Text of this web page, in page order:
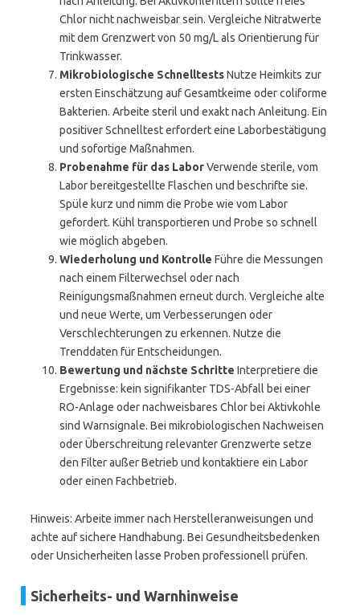
Chlor nicht nachweisbar sein. Vergleiche Nitratwerte
mit dem Grenzwert von 50 mg/L als Orientierung für
Trinkwasser.
Mikrobiologische SchnelltestsNutze Heimkits zur
ersten Einschätzung auf Gesamtkeime oder coliforme
Bakterien. Arbeite steril und exakt nach Anleitung. Ein
positiver Schnelltest erfordert eine Laborbestätigung
und sofortige Maßnahmen.
Probenahme für das LaborVerwende sterile, vom
Labor bereitgestellte Flaschen und beschrifte sie.
Spüle kurz und nimm die Probe wie vom Labor
gefordert. Kühl transportieren und Probe so schnell
wie möglich abgeben.
Wiederholung und Kontrolle Führe die Messungen
nach einem Filterwechsel oder nach
Reinigungsmaßnahmen erneut durch. Vergleiche alte
und neue Werte, um Verbesserungen oder
Verschlechterungen zu erkennen. Nutze die
Trenddaten für Entscheidungen.
Bewertung und nächste Schritte Interpretiere die
Ergebnisse: kein signifikanter TDS-Abfall bei einer
RO-Anlage oder nachweisbares Chlor bei Aktivkohle
sind Warnsignale. Bei mikrobiologischen Nachweisen
oder Überschreitung relevanter Grenzwerte setze
den Filter außer Betrieb und kontaktiere ein Labor
oder einen Fachbetrieb.
Hinweis: Arbeite immer nach Herstelleranweisungen und
achte auf sichere Handhabung. Bei Gesundheitsbedenken
oder Unsicherheiten lasse Proben professionell prüfen.
Sicherheits- und Warnhinweise